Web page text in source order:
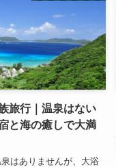
旅行｜温泉はない
と海の癒しで大満
はありませんが、大浴